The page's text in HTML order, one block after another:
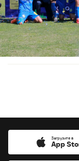
Загрузите в
App